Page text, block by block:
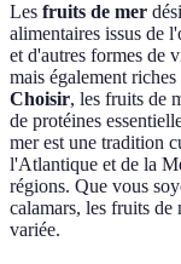
Les fruits de mer
alimentaires issus de
et d'autres formes de
mais également
Choisir, les fruits de
de protéines
mer est une tradition
l'Atlantique et de la
régions. Que vous
calamars, les fruits
variée.